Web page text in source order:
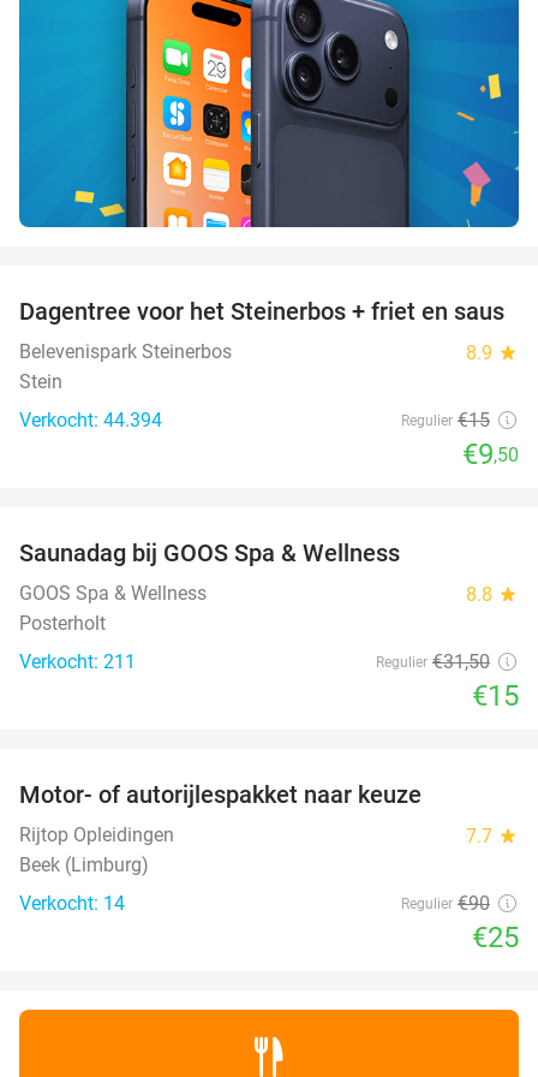
37%
Dagentree voor het Steinerbos + friet en saus
Belevenispark Steinerbos 8.9 star
Stein
Verkocht: 44.394
Regulier €15
€9,50
Saunadag bij GOOS Spa & Wellness
GOOS Spa & Wellness 8.8 star
Posterholt
Verkocht: 211
Regulier €31,50
€15
Motor- of autorijlespakket naar keuze
Rijtop Opleidingen 7.7 star
Beek (Limburg)
Verkocht: 14
Regulier €90
€25